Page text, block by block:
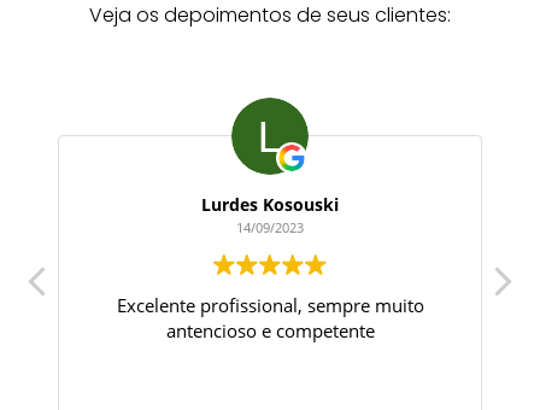
Veja os depoimentos de seus clientes:
Lurdes Kosouski
14/09/2023
Excelente profissional, sempre muito
antencioso e competente